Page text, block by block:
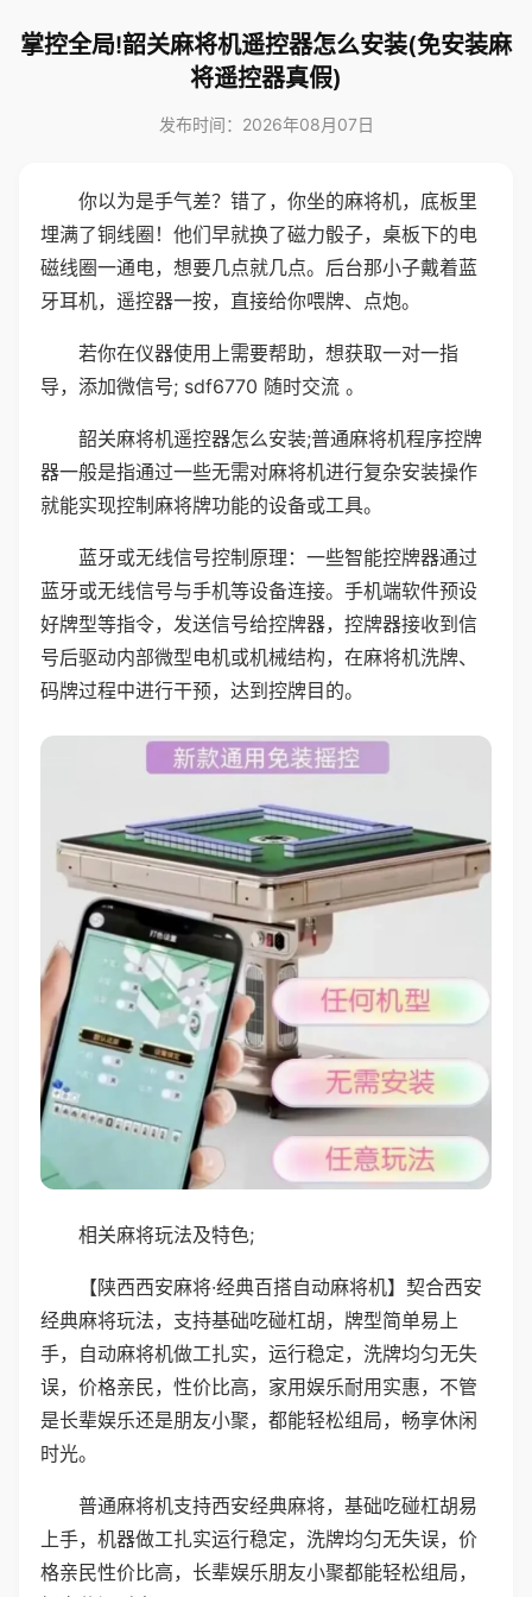
掌控全局!韶关麻将机遥控器怎么安装(免安装麻
将遥控器真假)
发布时间：2026年08月07日
你以为是手气差？错了，你坐的麻将机，底板里
埋满了铜线圈！他们早就换了磁力骰子，桌板下的电
磁线圈一通电，想要几点就几点。后台那小子戴着蓝
牙耳机，遥控器一按，直接给你喂牌、点炮。
若你在仪器使用上需要帮助，想获取一对一指
导，添加微信号; sdf6770 随时交流 。
韶关麻将机遥控器怎么安装;普通麻将机程序控牌
器一般是指通过一些无需对麻将机进行复杂安装操作
就能实现控制麻将牌功能的设备或工具。
蓝牙或无线信号控制原理：一些智能控牌器通过
蓝牙或无线信号与手机等设备连接。手机端软件预设
好牌型等指令，发送信号给控牌器，控牌器接收到信
号后驱动内部微型电机或机械结构，在麻将机洗牌、
码牌过程中进行干预，达到控牌目的。
相关麻将玩法及特色;
【陕西西安麻将·经典百搭自动麻将机】契合西安
经典麻将玩法，支持基础吃碰杠胡，牌型简单易上
手，自动麻将机做工扎实，运行稳定，洗牌均匀无失
误，价格亲民，性价比高，家用娱乐耐用实惠，不管
是长辈娱乐还是朋友小聚，都能轻松组局，畅享休闲
时光。
普通麻将机支持西安经典麻将，基础吃碰杠胡易
上手，机器做工扎实运行稳定，洗牌均匀无失误，价
格亲民性价比高，长辈娱乐朋友小聚都能轻松组局，